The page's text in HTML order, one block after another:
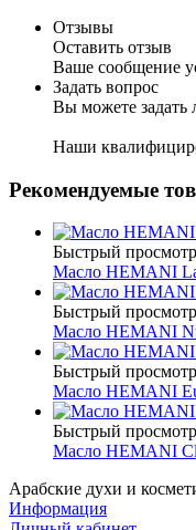
Отзывы
Оставить отзыв
Ваше сообщение
Задать вопрос
Вы можете задать
Наши
Рекомендуемые
Быстрый просмотр
Масло HEMANI
Быстрый просмотр
Масло HEMANI
Быстрый просмотр
Масло HEMANI
Быстрый просмотр
Масло HEMANI
Арабские духи и
Информация